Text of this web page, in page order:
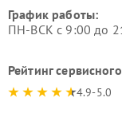
График работы:
ПН-ВСК с 9:00 до
Рейтинг
4.9-5.0